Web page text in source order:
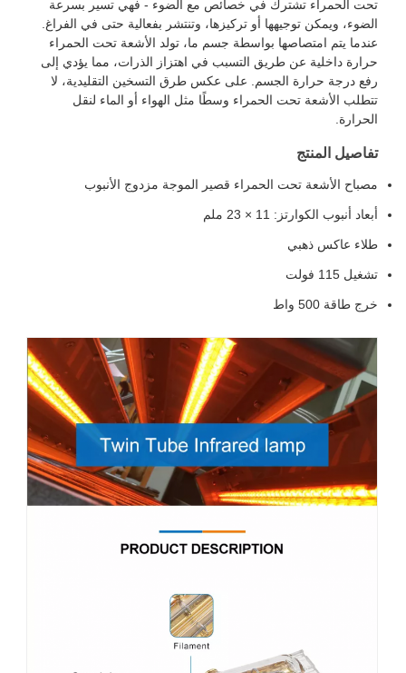
الحمراء تشترك في خصائص مع الضوء - فهي تسير بسرعة
ويمكن توجيهها أو تركيزها، وتنتشر بفعالية حتى في الفراغ.
يتم امتصاصها بواسطة جسم ما، تولد الأشعة تحت الحمراء
داخلية عن طريق التسبب في اهتزاز الذرات، مما يؤدي إلى
درجة حرارة الجسم. على عكس طرق التسخين التقليدية، لا
الأشعة تحت الحمراء وسطًا مثل الهواء أو الماء لنقل
المنتج
الأشعة تحت الحمراء قصير الموجة مزدوج الأنبوب
أنبوب الكوارتز: 11 × 23 ملم
عاكس ذهبي
115 فولت
طاقة 500 واط